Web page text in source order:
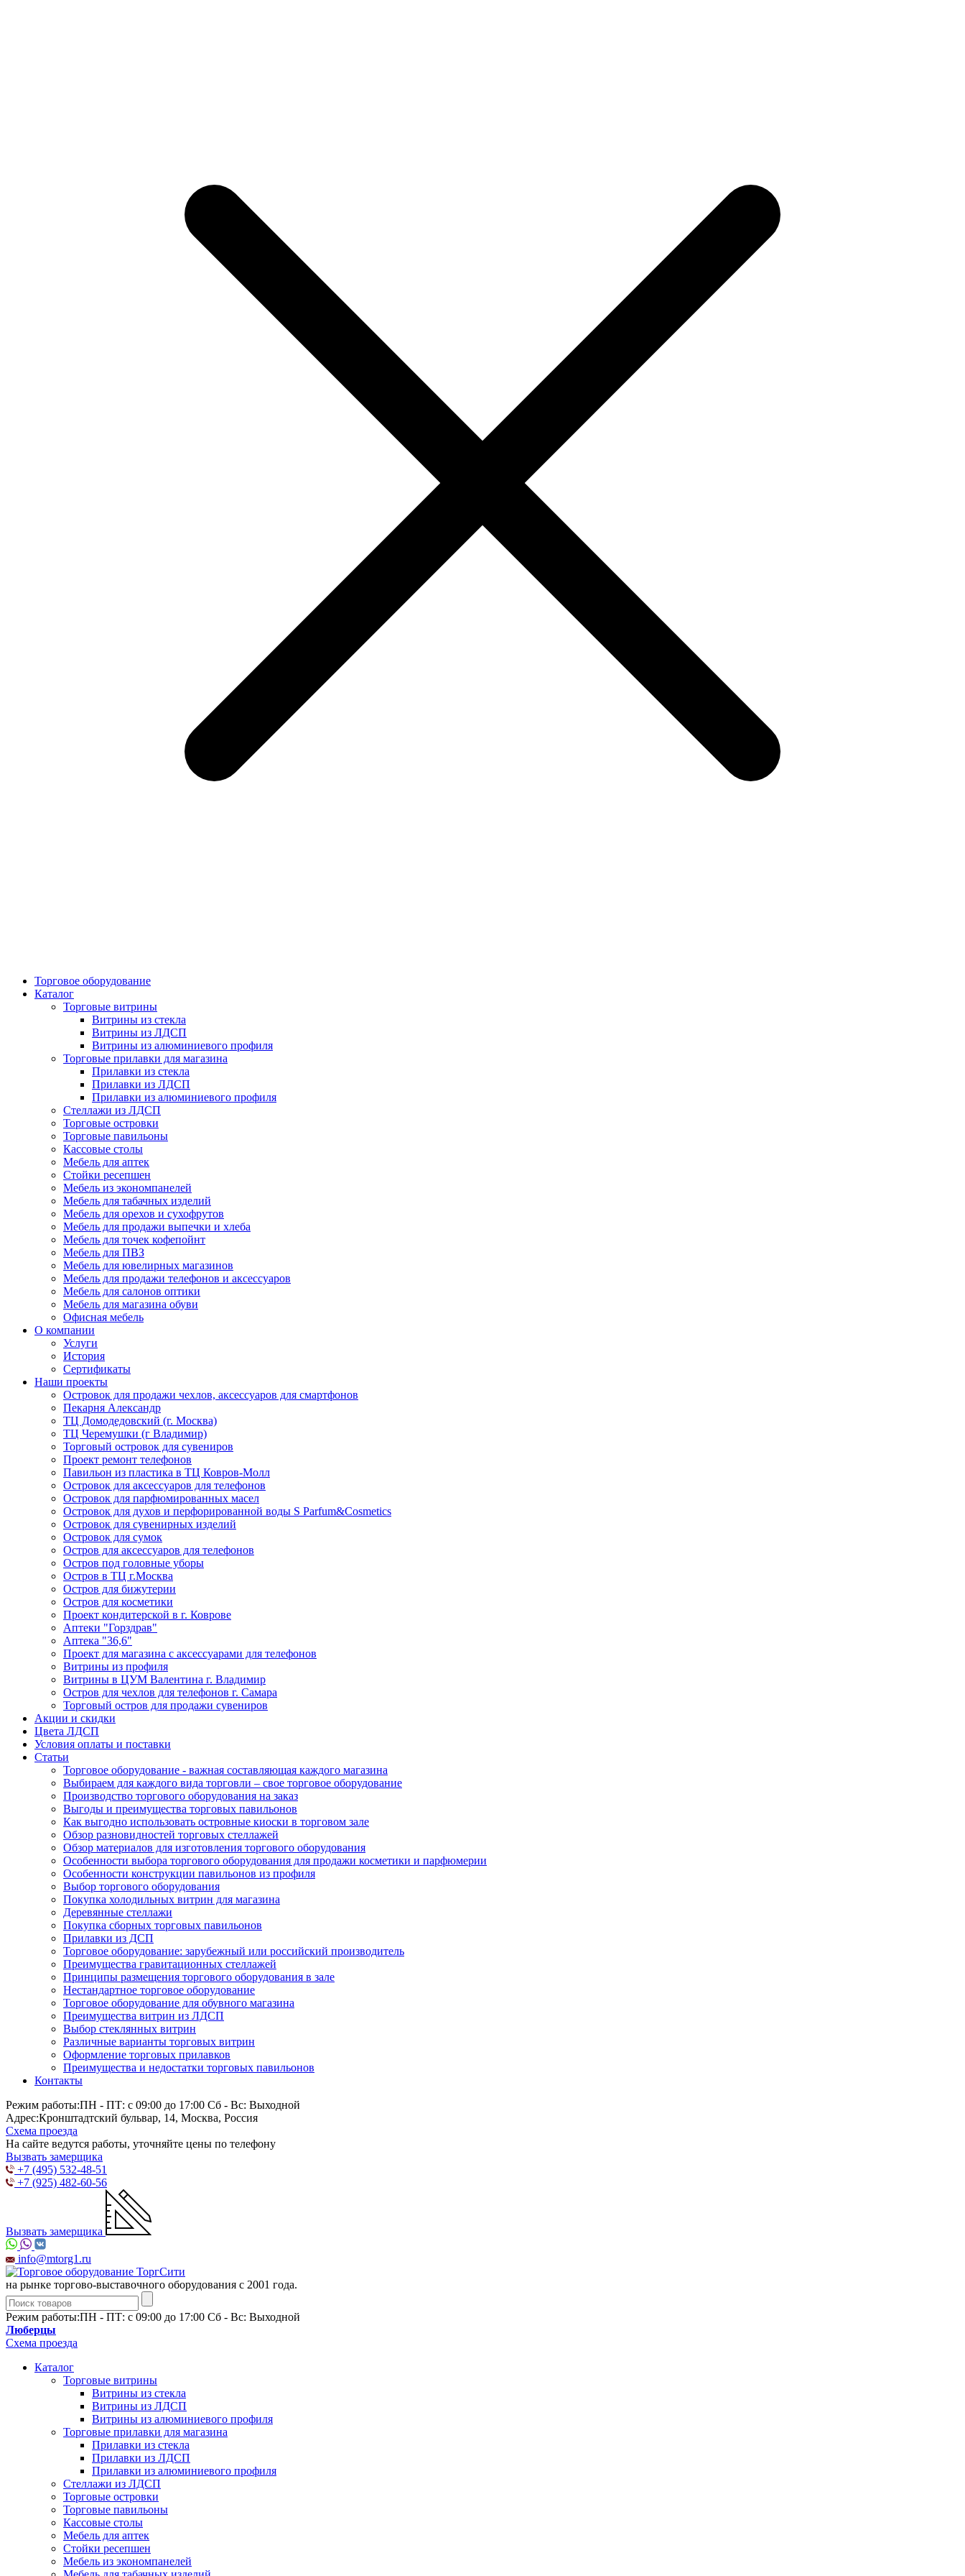
Торговое оборудование
Каталог
Торговые витрины
Витрины из cтекла
Витрины из ЛДСП
Витрины из алюминиевого профиля
Торговые прилавки для магазина
Прилавки из стекла
Прилавки из ЛДСП
Прилавки из алюминиевого профиля
Стеллажи из ЛДСП
Торговые островки
Торговые павильоны
Кассовые столы
Мебель для аптек
Стойки ресепшен
Мебель из экономпанелей
Мебель для табачных изделий
Мебель для орехов и сухофрутов
Мебель для продажи выпечки и хлеба
Мебель для точек кофепойнт
Мебель для ПВЗ
Мебель для ювелирных магазинов
Мебель для продажи телефонов и аксессуаров
Мебель для салонов оптики
Мебель для магазина обуви
Офисная мебель
О компании
Услуги
История
Сертификаты
Наши проекты
Островок для продажи чехлов, аксессуаров для смартфонов
Пекарня Александр
ТЦ Домодедовский (г. Москва)
ТЦ Черемушки (г Владимир)
Торговый островок для сувениров
Проект ремонт телефонов
Павильон из пластика в ТЦ Ковров-Молл
Островок для аксессуаров для телефонов
Островок для парфюмированных масел
Островок для духов и перфорированной воды S Parfum&Cosmetics
Островок для сувенирных изделий
Островок для сумок
Остров для аксессуаров для телефонов
Остров под головные уборы
Остров в ТЦ г.Москва
Остров для бижутерии
Остров для косметики
Проект кондитерской в г. Коврове
Аптеки "Горздрав"
Аптека "36,6"
Проект для магазина с аксессуарами для телефонов
Витрины из профиля
Витрины в ЦУМ Валентина г. Владимир
Остров для чехлов для телефонов г. Самара
Торговый остров для продажи сувениров
Акции и скидки
Цвета ЛДСП
Условия оплаты и поставки
Статьи
Торговое оборудование - важная составляющая каждого магазина
Выбираем для каждого вида торговли – свое торговое оборудование
Производство торгового оборудования на заказ
Выгоды и преимущества торговых павильонов
Как выгодно использовать островные киоски в торговом зале
Обзор разновидностей торговых стеллажей
Обзор материалов для изготовления торгового оборудования
Особенности выбора торгового оборудования для продажи косметики и парфюмерии
Особенности конструкции павильонов из профиля
Выбор торгового оборудования
Покупка холодильных витрин для магазина
Деревянные стеллажи
Покупка сборных торговых павильонов
Прилавки из ДСП
Торговое оборудование: зарубежный или российский производитель
Преимущества гравитационных стеллажей
Принципы размещения торгового оборудования в зале
Нестандартное торговое оборудование
Торговое оборудование для обувного магазина
Преимущества витрин из ЛДСП
Выбор стеклянных витрин
Различные варианты торговых витрин
Оформление торговых прилавков
Преимущества и недостатки торговых павильонов
Контакты
Режим работы:ПН - ПТ: с 09:00 до 17:00 Сб - Вс: Выходной
Адрес:Кронштадтский бульвар, 14, Москва, Россия
Схема проезда
На сайте ведутся работы, уточняйте цены по телефону
Вызвать замерщика
+7 (495) 532-48-51
+7 (925) 482-60-56
Вызвать замерщика
info@mtorg1.ru
на рынке торгово-выставочного оборудования с 2001 года.
Режим работы:ПН - ПТ: с 09:00 до 17:00 Сб - Вс: Выходной
Люберцы
Схема проезда
Каталог
Торговые витрины
Витрины из cтекла
Витрины из ЛДСП
Витрины из алюминиевого профиля
Торговые прилавки для магазина
Прилавки из стекла
Прилавки из ЛДСП
Прилавки из алюминиевого профиля
Стеллажи из ЛДСП
Торговые островки
Торговые павильоны
Кассовые столы
Мебель для аптек
Стойки ресепшен
Мебель из экономпанелей